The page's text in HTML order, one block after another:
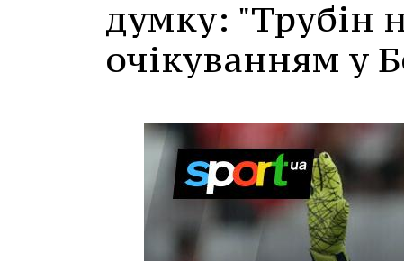
думку: "Трубін
очікуванням у